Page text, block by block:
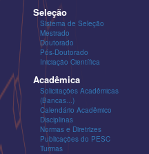
Seleção
Sistema de Seleção
Mestrado
Doutorado
Pós-Doutorado
Iniciação Científica
Acadêmica
Solicitações Acadêmicas
(Bancas...)
Calendário Acadêmico
Disciplinas
Normas e Diretrizes
Publicações do PESC
Turmas